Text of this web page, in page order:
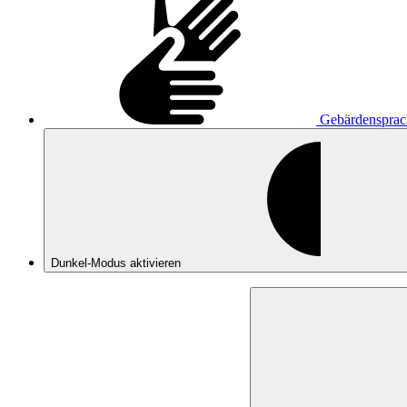
Dunkel-Modus aktivieren